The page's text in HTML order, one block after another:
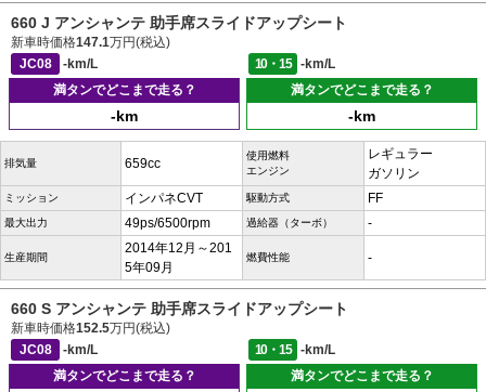
660 J アンシャンテ 助手席スライドアップシート
新車時価格147.1万円(税込)
JC08
-km/L 10・15
-km/L
満タンでどこまで走る？
-km
満タンでどこまで走る？
-km
排気量 659cc
使用燃料
エンジン
レギュラー
ガソリン
ミッション インパネCVT 駆動方式 FF
最大出力 49ps/6500rpm 過給器（ターボ） -
生産期間
2014年12月～201
5年09月
燃費性能 -
660 S アンシャンテ 助手席スライドアップシート
新車時価格152.5万円(税込)
JC08
-km/L 10・15
-km/L
満タンでどこまで走る？
満タンでどこまで走る？